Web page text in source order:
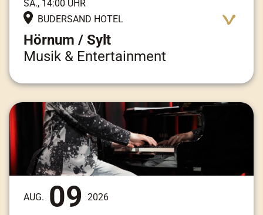
SA., 14:00 UHR
BUDERSAND HOTEL
Hörnum / Sylt
Musik & Entertainment
AUG. 09 2026